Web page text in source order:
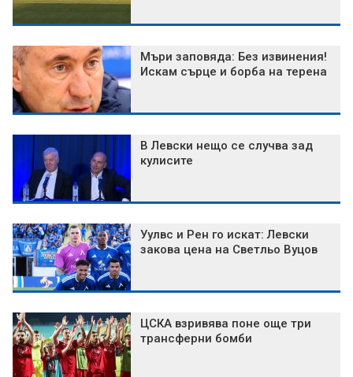
Мъри заповяда: Без извинения!
Искам сърце и борба на терена
В Левски нещо се случва зад
кулисите
Уулвс и Рен го искат: Левски
закова цена на Светльо Вуцов
ЦСКА взривява поне още три
трансферни бомби